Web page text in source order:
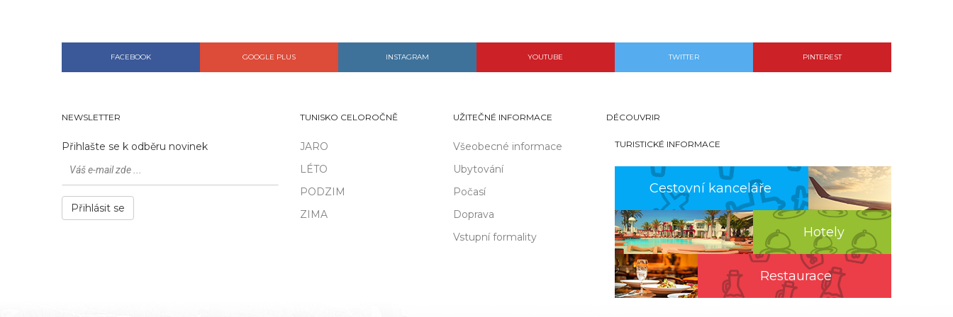
FACEBOOK GOOGLE PLUS INSTAGRAM YOUTUBE TWITTER PINTEREST
NEWSLETTER
Přihlašte se k odběru novinek
Přihlásit se
TUNISKO CELOROČNĚ
JARO
LÉTO
PODZIM
ZIMA
UŽITEČNÉ INFORMACE
Všeobecné informace
Ubytování
Počasí
Doprava
Vstupní formality
DÉCOUVRIR
TURISTICKÉ INFORMACE
Cestovní kanceláře
Hotely
Restaurace